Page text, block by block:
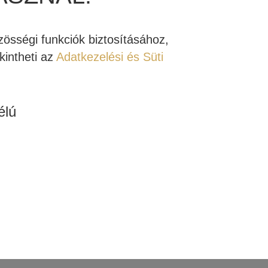
rá, hogy egy magas minőségű házimozi
a mennyezet megfelelő kialakítása és a
Komplett házimozi rendszer vásárlása
kiterjesztését a hagyományos
hangrendszer a hagyományos 5.1 vagy 7.1
funkciók biztosításához,
az Adatkezelési és Süti